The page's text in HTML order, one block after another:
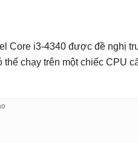
Core i3-4340 được đề nghị
chạy trên một chiếc CPU